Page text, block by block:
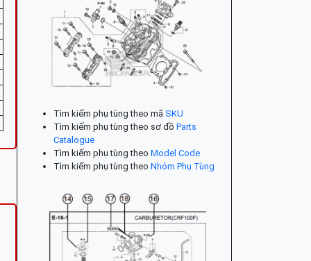
Tìm kiếm phụ tùng theo mã SKU
Tìm kiếm phụ tùng theo sơ đồ Parts
Catalogue
Tìm kiếm phụ tùng theo Model Code
Tìm kiếm phụ tùng theo Nhóm Phụ Tùng